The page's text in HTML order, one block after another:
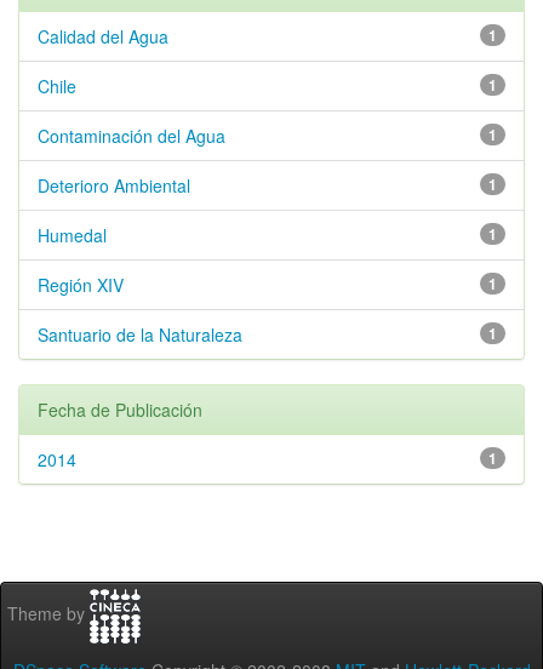
1
Calidad del Agua
1
Chile
1
Contaminación del Agua
1
Deterioro Ambiental
1
Humedal
1
Región XIV
1
Santuario de la Naturaleza
Fecha de Publicación
1
2014
Theme by